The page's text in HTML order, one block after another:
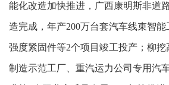
能化改造加快推进，广西康明斯非道
造完成， 年产200万台套汽车线束智能
强度紧固件等2个项目竣工投产；柳
制造示范工厂、重汽运力公司专用汽